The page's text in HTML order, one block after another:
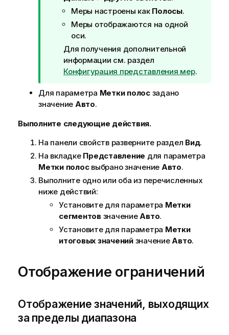
ч
е
к
п
д
с
к
з
к
е
Меры настроены как Полосы.
Меры отображаются на одной
оси.
Для получения дополнительной
информации см. раздел
Конфигурация представления мер.
Для параметра Метки полосзадано
значение Авто.
Выполните следующие действия.
На панели свойств разверните раздел Вид.
На вкладке Представление для параметра
Метки полосвыбрано значение Авто.
Выполните одно или оба из перечисленных
ниже действий:
Установите для параметра Метки
сегментовзначение Авто.
Установите для параметра Метки
итоговых значенийзначение Авто.
Отображение ограничений
Отображение значений, выходящих
за пределы диапазона